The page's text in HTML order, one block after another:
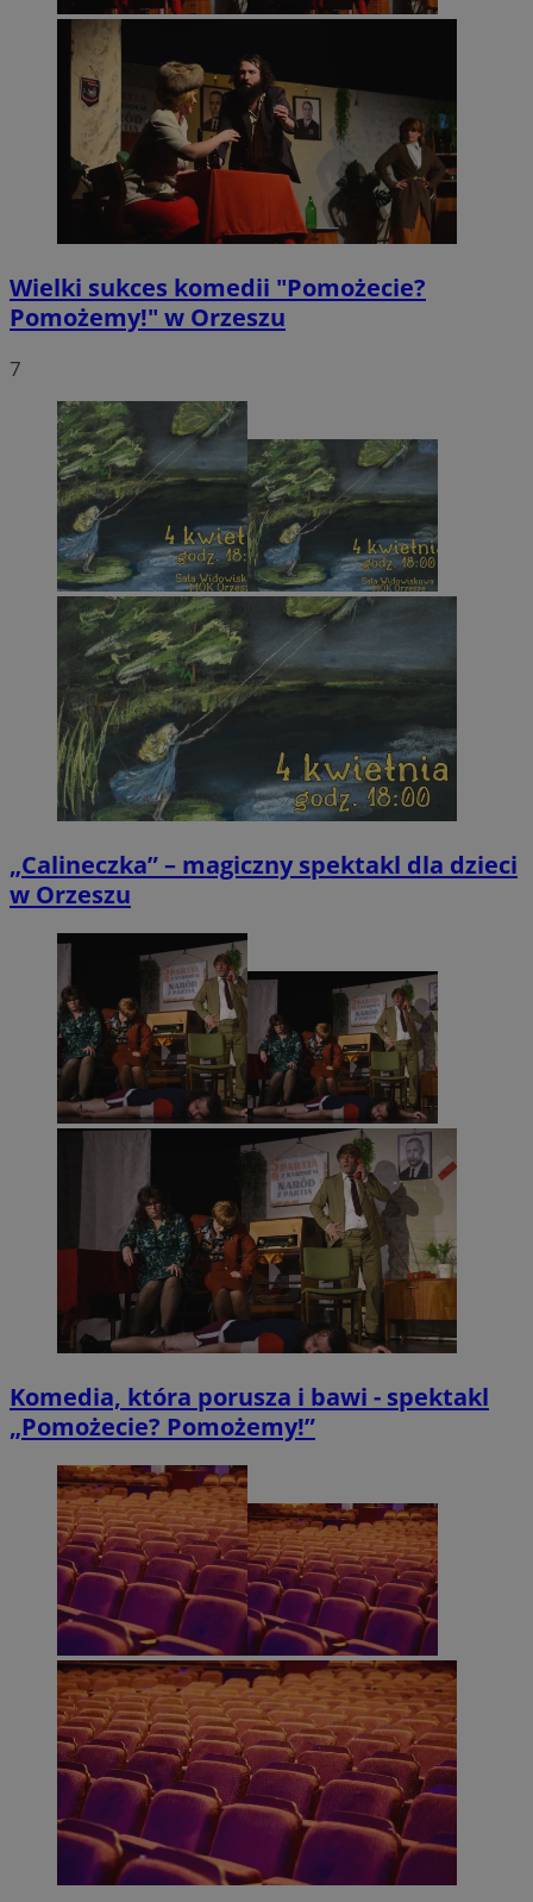
Wielki sukces komedii "Pomożecie?
Pomożemy!" w Orzeszu
7
„Calineczka” – magiczny spektakl dla dzieci
w Orzeszu
Komedia, która porusza i bawi - spektakl
„Pomożecie? Pomożemy!”